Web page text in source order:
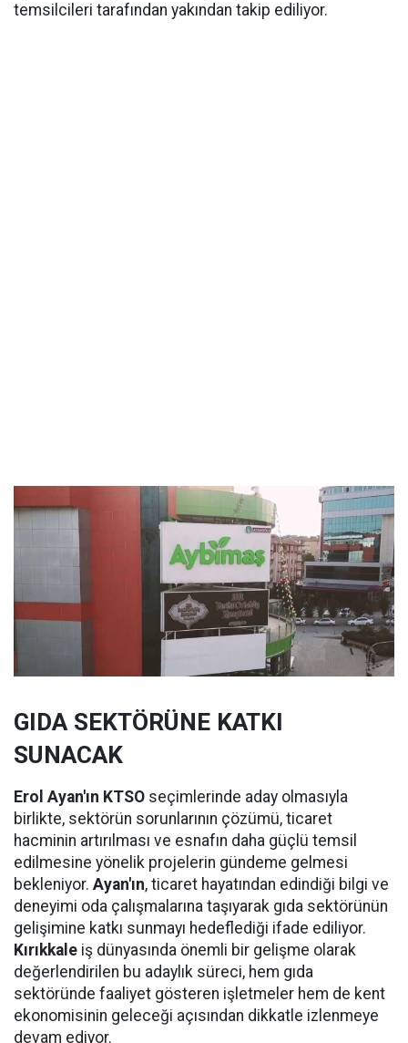
temsilcileri tarafından yakından takip ediliyor.
GIDA SEKTÖRÜNE KATKI
SUNACAK
Erol Ayan'ın KTSO seçimlerinde aday olmasıyla
birlikte, sektörün sorunlarının çözümü, ticaret
hacminin artırılması ve esnafın daha güçlü temsil
edilmesine yönelik projelerin gündeme gelmesi
bekleniyor. Ayan'ın, ticaret hayatından edindiği bilgi ve
deneyimi oda çalışmalarına taşıyarak gıda sektörünün
gelişimine katkı sunmayı hedeflediği ifade ediliyor.
Kırıkkale iş dünyasında önemli bir gelişme olarak
değerlendirilen bu adaylık süreci, hem gıda
sektöründe faaliyet gösteren işletmeler hem de kent
ekonomisinin geleceği açısından dikkatle izlenmeye
devam ediyor.